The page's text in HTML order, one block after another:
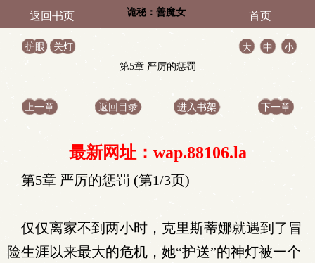
返回书页 诡秘：善魔女 首页
护眼 关灯 大 中
小
第5章 严厉的惩罚
上一章 返回目录 进入书架 下一章
最新网址：wap.88106.la
第5章 严厉的惩罚 (第1/3页)
仅仅离家不到两小时，克里斯蒂娜就遇到了冒
险生涯以来最大的危机，她“护送”的神灯被一个